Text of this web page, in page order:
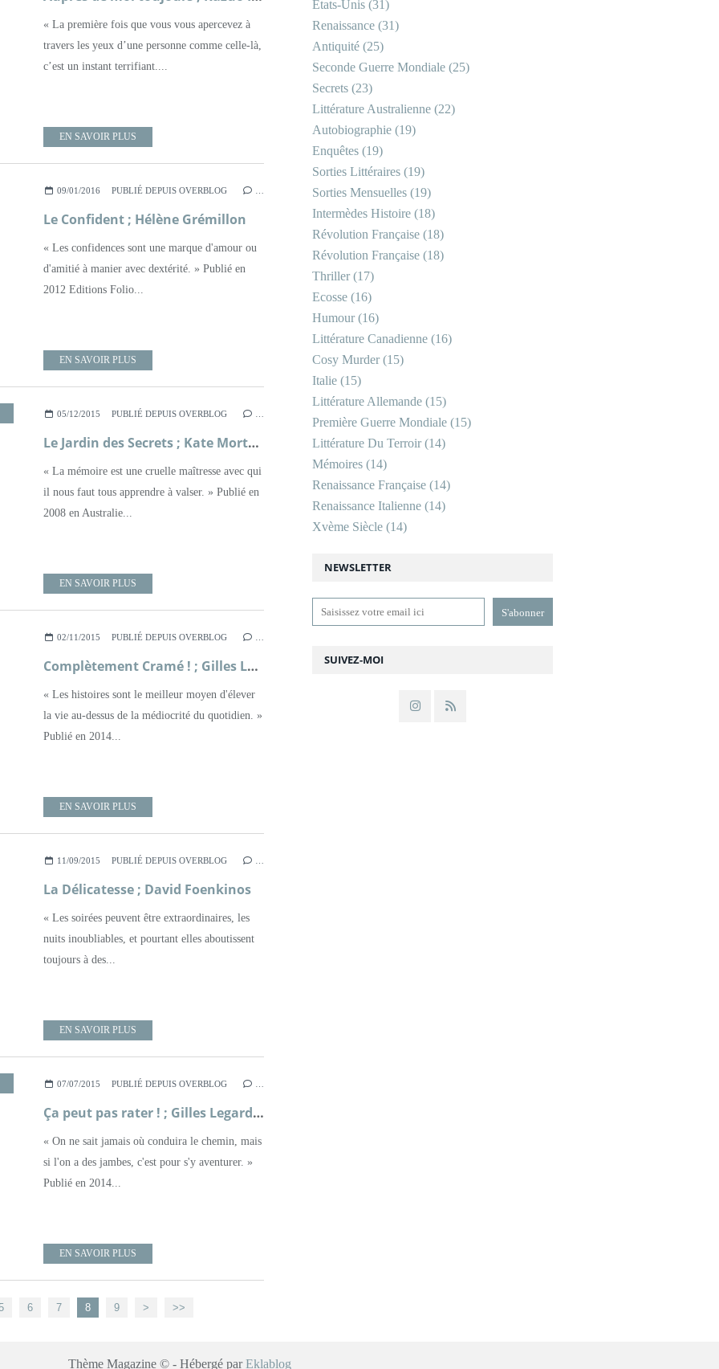
« La première fois que vous vous apercevez à
travers les yeux d’une personne comme celle-là,
c’est un instant terrifiant....
EN SAVOIR PLUS
09/01/2016 PUBLIÉ DEPUIS OVERBLOG
Le Confident ; Hélène Grémillon
« Les confidences sont une marque d'amour ou
d'amitié à manier avec dextérité. » Publié en
2012 Editions Folio...
EN SAVOIR PLUS
,XXÈME SIÈCLE
05/12/2015 PUBLIÉ DEPUIS OVERBLOG
Le Jardin des Secrets ; Kate Morton
« La mémoire est une cruelle maîtresse avec qui
il nous faut tous apprendre à valser. » Publié en
2008 en Australie...
EN SAVOIR PLUS
02/11/2015 PUBLIÉ DEPUIS OVERBLOG
Complètement Cramé ! ; Gilles Legardinier
« Les histoires sont le meilleur moyen d'élever
la vie au-dessus de la médiocrité du quotidien. »
Publié en 2014...
EN SAVOIR PLUS
11/09/2015 PUBLIÉ DEPUIS OVERBLOG
La Délicatesse ; David Foenkinos
« Les soirées peuvent être extraordinaires, les
nuits inoubliables, et pourtant elles aboutissent
toujours à des...
EN SAVOIR PLUS
ROMANCE 07/07/2015 PUBLIÉ DEPUIS OVERBLOG
Ça peut pas rater ! ; Gilles Legardinier
« On ne sait jamais où conduira le chemin, mais
si l'on a des jambes, c'est pour s'y aventurer. »
Publié en 2014...
EN SAVOIR PLUS
6 7 8 9 > >>
NEWSLETTER
SUIVEZ-MOI
Etats-Unis (31)
Renaissance (31)
Antiquité (25)
Seconde Guerre Mondiale (25)
Secrets (23)
Littérature Australienne (22)
Autobiographie (19)
Enquêtes (19)
Sorties Littéraires (19)
Sorties Mensuelles (19)
Intermèdes Histoire (18)
Révolution Française (18)
Révolution Française (18)
Thriller(17)
Ecosse (16)
Humour(16)
Littérature Canadienne (16)
Cosy Murder(15)
Italie (15)
Littérature Allemande (15)
Première Guerre Mondiale (15)
Littérature Du Terroir(14)
Mémoires (14)
Renaissance Française (14)
Renaissance Italienne (14)
Xvème Siècle (14)
Thème Magazine © - Hébergé parEklablog